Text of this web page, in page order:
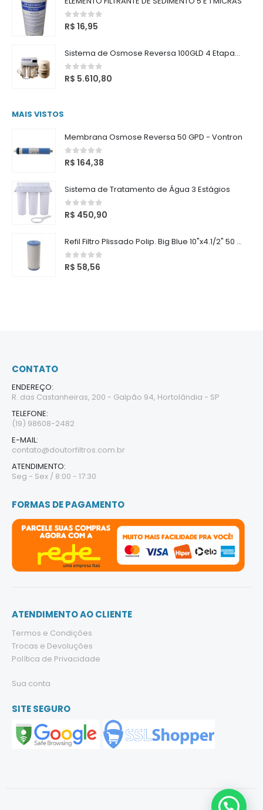
0out of 5
R$ 16,95
Sistema de Osmose Reversa 100GLD 4 Etapas com Reservatório
0out of 5
R$ 5.610,80
MAIS VISTOS
Membrana Osmose Reversa 50 GPD - Vontron
0out of 5
R$ 164,38
Sistema de Tratamento de Água 3 Estágios
0out of 5
R$ 450,90
Refil Filtro Plissado Polip. Big Blue 10"x4.1/2" 50 Micras Hangzhou
0out of 5
R$ 58,56
CONTATO
ENDEREÇO:
R. das Castanheiras, 200 - Galpão 94, Hortolândia - SP
TELEFONE:
(19) 98608-2482
E-MAIL:
contato@doutorfiltros.com.br
ATENDIMENTO:
Seg - Sex / 8:00 - 17:30
FORMAS DE PAGAMENTO
ATENDIMENTO AO CLIENTE
Termos e Condições
Trocas e Devoluções
Política de Privacidade
Sua conta
SITE SEGURO